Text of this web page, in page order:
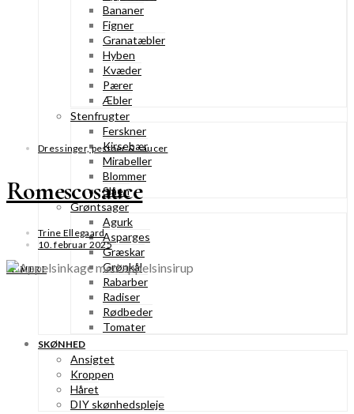
Bananer
Figner
Granatæbler
Hyben
Kvæder
Pærer
Æbler
Stenfrugter
Ferskner
Kirsebær
Mirabeller
Blommer
Slåen
Grøntsager
Agurk
Asparges
Græskar
Grønkål
Rabarber
Radiser
Rødbeder
Tomater
SKØNHED
Ansigtet
Kroppen
Håret
DIY skønhedspleje
Dressinger, pestoer & saucer
Romescosauce
Trine Ellegaard
10. februar 2025
SE MERE